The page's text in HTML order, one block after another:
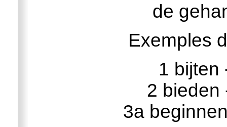
de
Exemples
1 bijten
2 bieden
3a